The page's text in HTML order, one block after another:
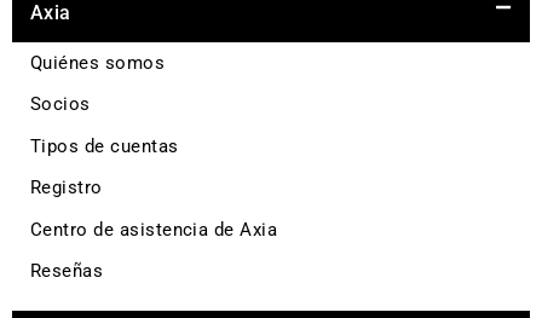
Axia
Quiénes somos
Socios
Tipos de cuentas
Registro
Centro de asistencia de Axia
Reseñas